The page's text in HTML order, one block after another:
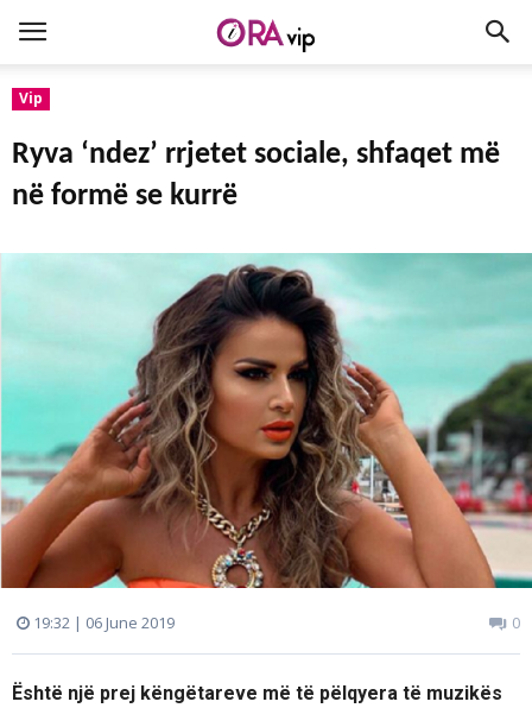
Vip
Ryva ‘ndez’ rrjetet sociale, shfaqet më
në formë se kurrë
19:32 | 06 June 2019 0
Është një prej këngëtareve më të pëlqyera të muzikës